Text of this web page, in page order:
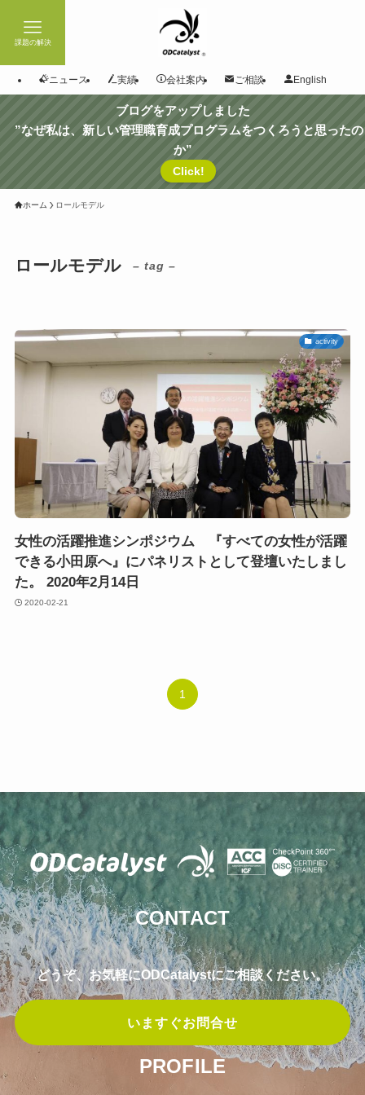
課題の解決
ニュース 実績 会社案内 ご相談 English
ブログをアップしました
”なぜ私は、新しい管理職育成プログラムをつくろうと思ったの
か”
Click!
ホーム ロールモデル
ロールモデル – tag –
activity
女性の活躍推進シンポジウム 『すべての女性が活躍
できる小田原へ』にパネリストとして登壇いたしまし
た。 2020年2月14日
2020-02-21
1
CONTACT
どうぞ、お気軽にODCatalystにご相談ください。
いますぐお問合せ
PROFILE